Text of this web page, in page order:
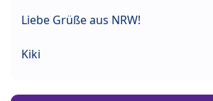
Liebe Grüße aus NRW!
Kiki